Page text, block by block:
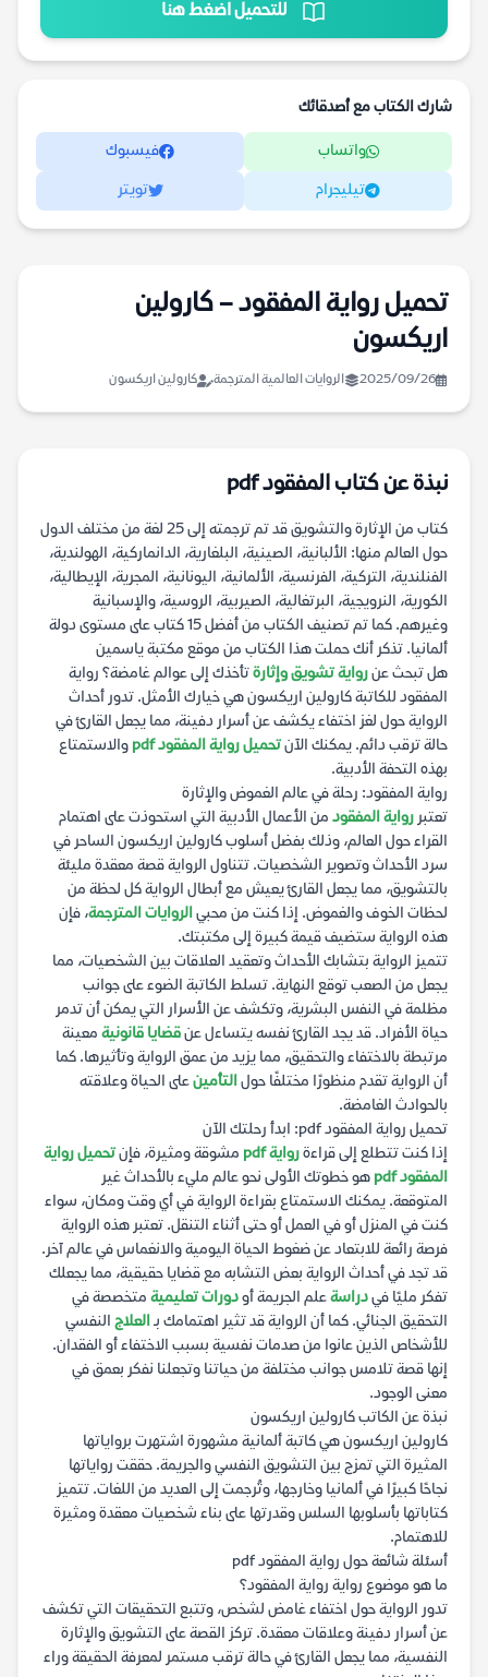
للتحميل اضغط هنا
شارك الكتاب مع أصدقائك
واتساب فيسبوك
تيليجرام تويتر
تحميل رواية المفقود – كارولين
اريكسون
2025/09/26 الروايات العالمية المترجمة كارولين اريكسون
نبذة عن كتاب المفقود pdf
كتاب من الإثارة والتشويق قد تم ترجمته إلى 25 لغة من مختلف الدول
حول العالم منها: الألبانية، الصينية، البلغارية، الدانماركية، الهولندية،
الفنلندية، التركية، الفرنسية، الألمانية، اليونانية، المجرية، الإيطالية،
الكورية، النرويجية، البرتغالية، الصيربية، الروسية، والإسبانية
وغيرهم. كما تم تصنيف الكتاب من أفضل 15 كتاب على مستوى دولة
ألمانيا. تذكر أنك حملت هذا الكتاب من موقع مكتبة ياسمين
هل تبحث عنرواية تشويق وإثارةتأخذك إلى عوالم غامضة؟ رواية
المفقود للكاتبة كارولين اريكسون هي خيارك الأمثل. تدور أحداث
الرواية حول لغز اختفاء يكشف عن أسرار دفينة، مما يجعل القارئ في
حالة ترقب دائم. يمكنك الآنتحميل رواية المفقود pdf
والاستمتاع
بهذه التحفة الأدبية.
رواية المفقود: رحلة في عالم الغموض والإثارة
تعتبر رواية المفقود من الأعمال الأدبية التي استحوذت على اهتمام
القراء حول العالم، وذلك بفضل أسلوب كارولين اريكسون الساحر في
سرد الأحداث وتصوير الشخصيات. تتناول الرواية قصة معقدة مليئة
بالتشويق، مما يجعل القارئ يعيش مع أبطال الرواية كل لحظة من
لحظات الخوف والغموض. إذا كنت من محبيالروايات المترجمة، فإن
هذه الرواية ستضيف قيمة كبيرة إلى مكتبتك.
تتميز الرواية بتشابك الأحداث وتعقيد العلاقات بين الشخصيات، مما
يجعل من الصعب توقع النهاية. تسلط الكاتبة الضوء على جوانب
مظلمة في النفس البشرية، وتكشف عن الأسرار التي يمكن أن تدمر
حياة الأفراد. قد يجد القارئ نفسه يتساءل عنقضايا قانونية معينة
مرتبطة بالاختفاء والتحقيق، مما يزيد من عمق الرواية وتأثيرها. كما
أن الرواية تقدم منظورًا مختلفًا حولالتأمينعلى الحياة وعلاقته
بالحوادث الغامضة.
تحميل رواية المفقود pdf: ابدأ رحلتك الآن
إذا كنت تتطلع إلى قراءةرواية pdf مشوقة ومثيرة، فإنتحميل رواية
المفقود pdf
هو خطوتك الأولى نحو عالم مليء بالأحداث غير
المتوقعة. يمكنك الاستمتاع بقراءة الرواية في أي وقت ومكان، سواء
كنت في المنزل أو في العمل أو حتى أثناء التنقل. تعتبر هذه الرواية
فرصة رائعة للابتعاد عن ضغوط الحياة اليومية والانغماس في عالم آخر.
قد تجد في أحداث الرواية بعض التشابه مع قضايا حقيقية، مما يجعلك
تفكر مليًا فيدراسةعلم الجريمة أودورات تعليمية متخصصة في
التحقيق الجنائي. كما أن الرواية قد تثير اهتمامك بـالعلاج النفسي
للأشخاص الذين عانوا من صدمات نفسية بسبب الاختفاء أو الفقدان.
إنها قصة تلامس جوانب مختلفة من حياتنا وتجعلنا نفكر بعمق في
معنى الوجود.
نبذة عن الكاتب كارولين اريكسون
كارولين اريكسون هي كاتبة ألمانية مشهورة اشتهرت برواياتها
المثيرة التي تمزج بين التشويق النفسي والجريمة. حققت رواياتها
نجاحًا كبيرًا في ألمانيا وخارجها، وتُرجمت إلى العديد من اللغات. تتميز
كتاباتها بأسلوبها السلس وقدرتها على بناء شخصيات معقدة ومثيرة
للاهتمام.
أسئلة شائعة حول رواية المفقود pdf
ما هو موضوع رواية رواية المفقود؟
تدور الرواية حول اختفاء غامض لشخص، وتتبع التحقيقات التي تكشف
عن أسرار دفينة وعلاقات معقدة. تركز القصة على التشويق والإثارة
النفسية، مما يجعل القارئ في حالة ترقب مستمر لمعرفة الحقيقة وراء